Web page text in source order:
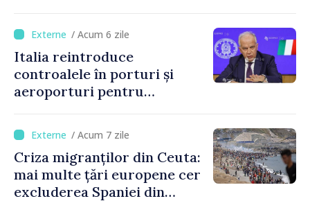
/ Acum 6 zile
Italia reintroduce
controalele în porturi și
aeroporturi pentru
crizei migranților din Ceuta
/ Acum 7 zile
Criza migranților din Ceuta:
mai multe țări europene cer
excluderea Spaniei din